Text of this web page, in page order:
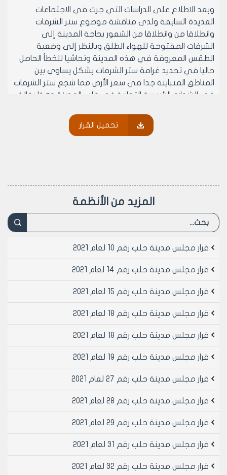
وبعد الاطلاع على الدراسات التي جرت في الاجتماعات
العديدة السابقة ولدى مناقشة موضوع ستر الشرفات
وانطلاقا من وانطلاقا من الشعور بحاجة المدينة إلى
الشرفات المفتوحة للهواء الطلق وبالنظر إلى وضعية
الطقس المعروفة في هذه المدينة وتحاشيا للخطأ الحاصل
حاليا في تحديد غرامة ستر الشرفات بشكل يساوي بين
المناطق المتباينة جدا في سعر الأرض مما شجع ستر الشرفات
في الشوارع الرئيسية التجارية في قلب المدينة وهذا يخالف
وخاصة الشرفات الواقعة فوق الأملاك العامة (الأرصفة)
مذكرتين هنا بضيق الشوارع مدينة حلب بصورة عامة رئيسية
الأراضي لذلك ترى اللجنة وجوب الانطلاق في معالجة هذا
1- الإقلال قدر المستطاع من عملية ستر الشرفات وخاصة في
2- أن يكون ستر الشرفات منسجما مع واجهة البناء بحيث لا
يؤدي إلى تشويه المنظر والعام للأبنية .
آ – يمنع ستر الشرفات المطلة على الوجائب المعدلة .
ب- أن لا يزيد طول الأقسام المستورة بالنسبة لكل شقة عن
مغلقة على النحو التالي :
1- على الواجهات المطلة على الشوارع/ع/ ليرة سورية للمتر
2- على الواجهات الخلفية والجانبية الداخلية/ع/ ليرة سورية
مساحة مغلقة وتحدد /ع/ بمبلغ قدره نصف سعر المتر
تثبيت المخالفة .
شارع وواجهة جانبية على أساس غرامة الشارع الرئيسي
تحميل القرار
المزيد من الأنظمة
قرار مجلس مدينة حلب رقم 10 لعام 2021
قرار مجلس مدينة حلب رقم 14 لعام 2021
قرار مجلس مدينة حلب رقم 15 لعام 2021
قرار مجلس مدينة حلب رقم 18 لعام 2021
قرار مجلس مدينة حلب رقم 18 لعام 2021
قرار مجلس مدينة حلب رقم 19 لعام 2021
قرار مجلس مدينة حلب رقم 27 لعام 2021
قرار مجلس مدينة حلب رقم 28 لعام 2021
قرار مجلس مدينة حلب رقم 29 لعام 2021
قرار مجلس مدينة حلب رقم 31 لعام 2021
قرار مجلس مدينة حلب رقم 32 لعام 2021